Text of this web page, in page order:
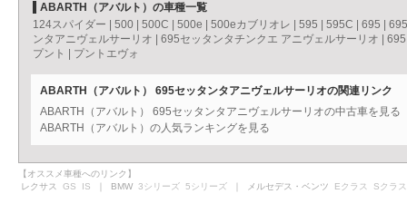
ABARTH（アバルト）の車種一覧
124スパイダー
500 500C 500e 500eカブリオレ 595 595C 695
ンタアニヴェルサーリオ
695セッタンタチンクエ アニヴェルサーリオ
プント
プントエヴォ
ABARTH（アバルト） 695セッタンタアニヴェルサーリオの関連リンク
ABARTH（アバルト） 695セッタンタアニヴェルサーリオの中古車を見る
ABARTH（アバルト）の人気ランキングを見る
【オススメ車種へのリンク】
レクサス GS IS ｜ BMW 3シリーズ 5シリーズ ｜ メルセデス・ベンツ Eクラス Sクラス